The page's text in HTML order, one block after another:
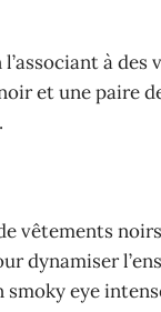
à des
et une paire
vêtements
dynamiser
eye